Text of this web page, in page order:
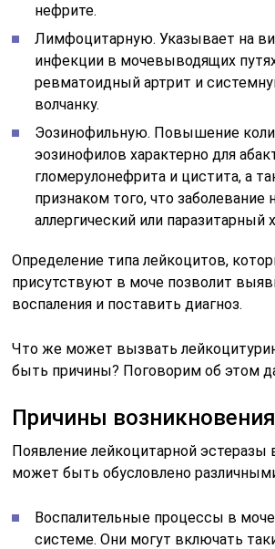
нефрите.
Лимфоцитарную. Указывает на
инфекции в мочевыводящих
ревматоидный артрит и
волчанку.
Эозинофильную. Повышение
эозинофилов характерно для
гломерулонефрита и цистита, а
признаком того, что заболевание
аллергический или паразитарный
Определение типа лейкоцитов,
присутствуют в моче позволит
воспаления и поставить диагноз.
Что же может вызвать
быть причины? Поговорим об этом
Причины возникновения
Появление лейкоцитарной
может быть обусловлено
Воспалительные процессы в
системе. Они могут включать